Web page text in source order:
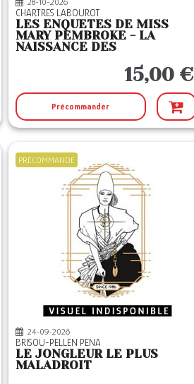
28-10-2026
CHARTRES LABOUROT
LES ENQUETES DE MISS
MARY PEMBROKE - LA
NAISSANCE DES
15,00 €
Précommander
PRECOMMANDE
24-09-2026
BRISOU-PELLEN PENA
LE JONGLEUR LE PLUS
MALADROIT